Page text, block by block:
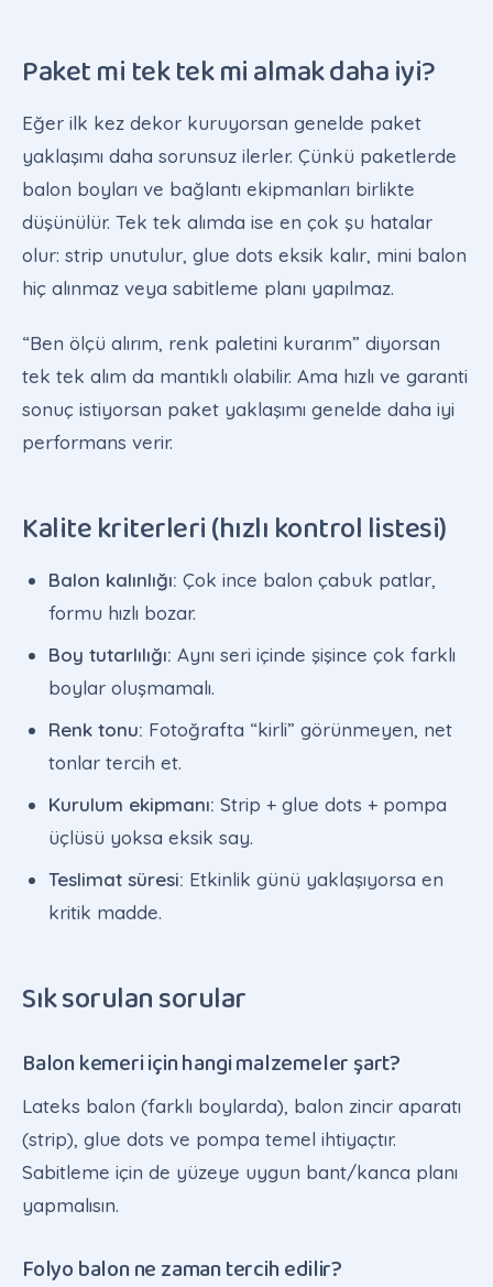
Paket mi tek tek mi almak daha iyi?
Eğer ilk kez dekor kuruyorsan genelde paket
yaklaşımı daha sorunsuz ilerler. Çünkü paketlerde
balon boyları ve bağlantı ekipmanları birlikte
düşünülür. Tek tek alımda ise en çok şu hatalar
olur: strip unutulur, glue dots eksik kalır, mini balon
hiç alınmaz veya sabitleme planı yapılmaz.
“Ben ölçü alırım, renk paletini kurarım” diyorsan
tek tek alım da mantıklı olabilir. Ama hızlı ve garanti
sonuç istiyorsan paket yaklaşımı genelde daha iyi
performans verir.
Kalite kriterleri (hızlı kontrol listesi)
Balon kalınlığı: Çok ince balon çabuk patlar,
formu hızlı bozar.
Boy tutarlılığı: Aynı seri içinde şişince çok farklı
boylar oluşmamalı.
Renk tonu: Fotoğrafta “kirli” görünmeyen, net
tonlar tercih et.
Kurulum ekipmanı: Strip + glue dots + pompa
üçlüsü yoksa eksik say.
Teslimat süresi: Etkinlik günü yaklaşıyorsa en
kritik madde.
Sık sorulan sorular
Balon kemeri için hangi malzemeler şart?
Lateks balon (farklı boylarda), balon zincir aparatı
(strip), glue dots ve pompa temel ihtiyaçtır.
Sabitleme için de yüzeye uygun bant/kanca planı
yapmalısın.
Folyo balon ne zaman tercih edilir?